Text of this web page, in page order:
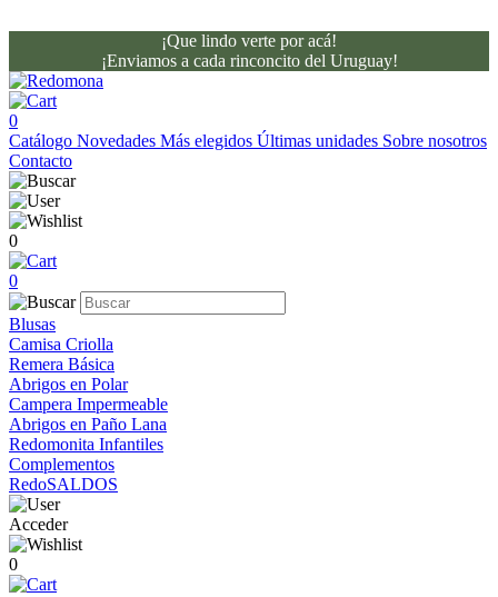
¡Que lindo verte por acá!
¡Enviamos a cada rinconcito del Uruguay!
0
Catálogo Novedades Más elegidos Últimas unidades Sobre nosotros
Contacto
0
0
Blusas
Camisa Criolla
Remera Básica
Abrigos en Polar
Campera Impermeable
Abrigos en Paño Lana
Redomonita Infantiles
Complementos
RedoSALDOS
Acceder
0